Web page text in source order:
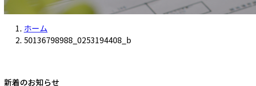
ホーム
50136798988_0253194408_b
新着のお知らせ